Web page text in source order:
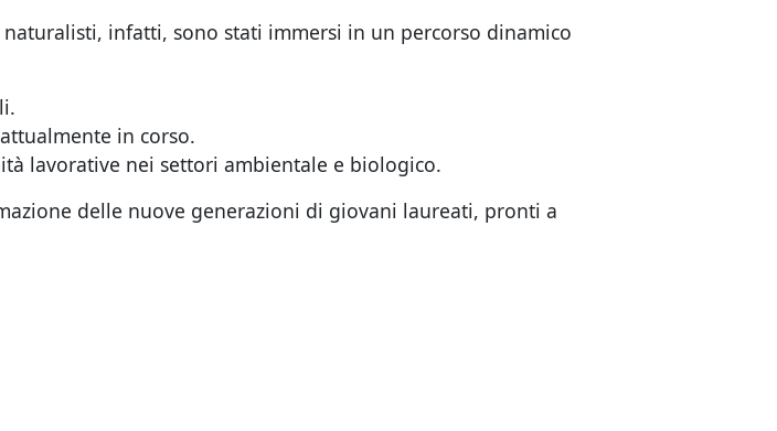
infatti, sono stati immersi in un percorso dinamico
in corso.
lavorative nei settori ambientale e biologico.
delle nuove generazioni di giovani laureati, pronti a